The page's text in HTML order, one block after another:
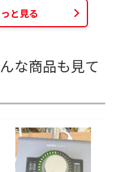
と見る
な商品も見て